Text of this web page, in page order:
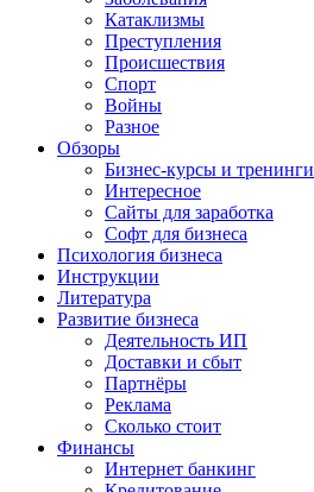
Катаклизмы
Преступления
Происшествия
Спорт
Войны
Разное
Обзоры
Бизнес-курсы и тренинги
Интересное
Сайты для заработка
Софт для бизнеса
Психология бизнеса
Инструкции
Литература
Развитие бизнеса
Деятельность ИП
Доставки и сбыт
Партнёры
Реклама
Сколько стоит
Финансы
Интернет банкинг